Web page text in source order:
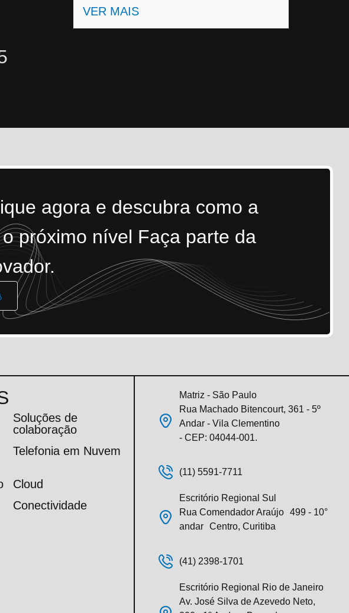
VER MAIS
agora e descubra como a
próximo nível Faça parte da
Soluções de
colaboração
Telefonia em Nuvem
Cloud
Conectividade
Matriz - São Paulo
Rua Machado Bitencourt, 361 - 5º
Andar - Vila Clementino
- CEP: 04044-001.
(11) 5591-7711
Escritório Regional Sul
Rua Comendador Araújo 499 - 10°
andar Centro, Curitiba
(41) 2398-1701
Escritório Regional Rio de Janeiro
Av. José Silva de Azevedo Neto,